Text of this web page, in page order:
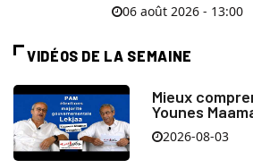
06 août 2026 - 13:00
VIDÉOS DE LA SEMAINE
Mieux
Younes
2026-08-03